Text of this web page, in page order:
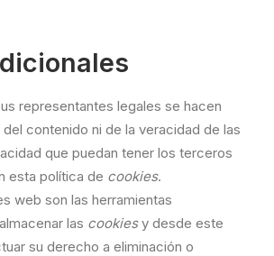
representantes legales se hacen
contenido ni de la veracidad de las
que puedan tener los terceros
esta política de cookies.
web son las herramientas
las cookiesy desde este
su derecho a eliminación o